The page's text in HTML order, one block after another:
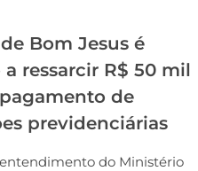
Bom Jesus é
ressarcir R$ 50 mil
de
previdenciárias
do Ministério